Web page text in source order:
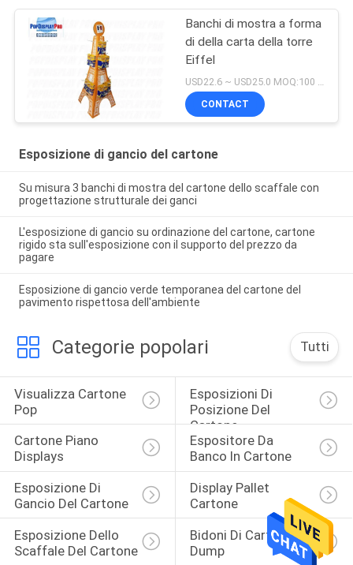
Banchi di mostra a forma
di della carta della torre
Eiffel
CONTACT
Esposizione di gancio del cartone
Su misura 3 banchi di mostra del cartone dello scaffale con
progettazione strutturale dei ganci
L'esposizione di gancio su ordinazione del cartone, cartone
rigido sta sull'esposizione con il supporto del prezzo da
pagare
Esposizione di gancio verde temporanea del cartone del
pavimento rispettosa dell'ambiente
Categorie popolari Tutti
Visualizza Cartone
Pop
Esposizioni Di
Posizione Del
Cartone
Cartone Piano
Displays
Espositore Da
Banco In Cartone
Esposizione Di
Gancio Del Cartone
Display Pallet
Cartone
Esposizione Dello
Scaffale Del Cartone
Bidoni Di Cartone
Dump